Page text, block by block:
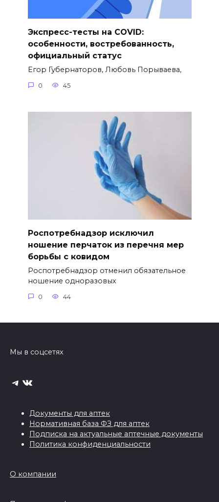
Экспресс-тесты на COVID:
особенности, востребованность,
официальный статус
Егор Губернаторов, Любовь Порываева,
0 45
Роспотребнадзор исключил
ношение перчаток из перечня мер
борьбы с ковидом
Роспотребнадзор отменил обязательное
ношение одноразовых
0 44
Мы в соцсетях
Telegram
ВКонтакте
Документы для аптек
Нормативная база ФЗ для аптек
Подписка на актуальные аптечные документы
Политика конфиденциальности
О компании